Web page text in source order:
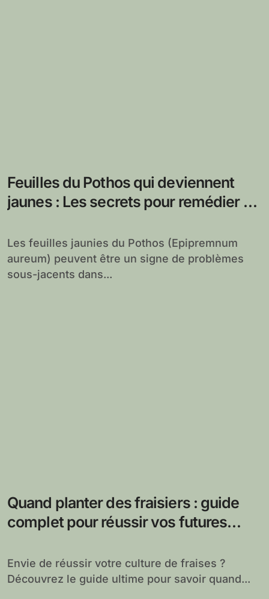
Feuilles du Pothos qui deviennent
jaunes : Les secrets pour remédier à
d’intérieur
Les feuilles jaunies du Pothos (Epipremnum
aureum) peuvent être un signe de problèmes
sous-jacents dans...
Quand planter des fraisiers : guide
complet pour réussir vos futures
Envie de réussir votre culture de fraises ?
Découvrez le guide ultime pour savoir quand...